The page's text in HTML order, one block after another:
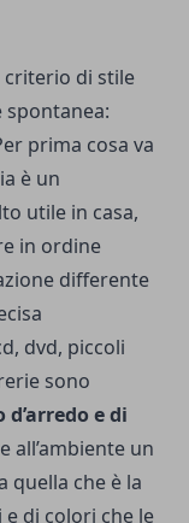
criterio di stile
spontanea:
prima cosa va
è un
utile in casa,
in ordine
differente
dvd, piccoli
sono
e di
all’ambiente un
quella che è la
di colori che le